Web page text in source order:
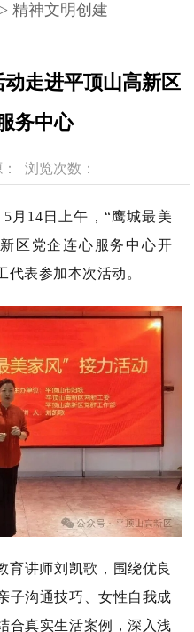
> 精神文明创建
走进平顶山高新区
务中心
浏览次数：
月14日上午，“鹰城最美
区党企连心服务中心开
代表参加本次活动。
育讲师刘凯歌，围绕优良
子沟通技巧、女性自我成
合真实生活案例，深入浅